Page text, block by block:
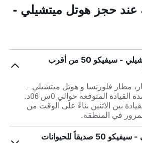
عند حجز هوتل ميتشيلي -
ما مدى قرب هوتل ميتشيلي - سيفيكو 50 من أقرب
مطار فلورنسا و هوتل ميتشيلي -
سيفيكو 50 هي 9 كم ومدة القيادة المتوقعة حوالي 0س 06د.
بين الاثنين بناءً على الوقت من
في المنطقة.
هل يعتبر هوتل ميتشيلي - سيفيكو 50 صديقاً للحيوانات